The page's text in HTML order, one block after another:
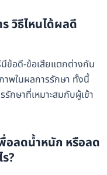
วิธีไหนได้ผลดี
มีข้อดี-ข้อเสียแตกต่างกัน
าพในผลการรักษา ทั้งนี้
กษาที่เหมาะสมกับผู้เข้า
อลดน้ำหนัก หรือลด
?